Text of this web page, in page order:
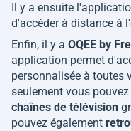
Il y a ensuite
d'accéder à distance à
Enfin, il y a OQEE by
application permet
personnalisée à toutes
seulement vous pouvez
chaînes de télévision
pouvez également